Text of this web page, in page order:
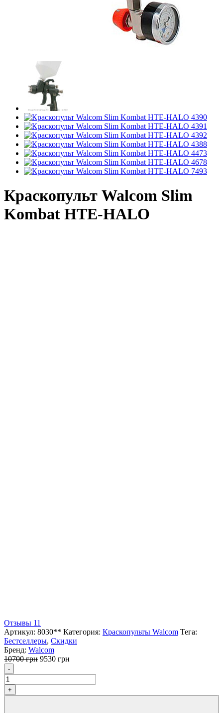
Краскопульт Walcom Slim
Kombat HTE-HALO
Отзывы 11
Артикул: 8030** Категория: Краскопульты Walcom Тега:
Бестселлеры, Скидки
Бренд: Walcom
10700грн Первоначальная
составляла
10700 грн.
9530 грн
9530 грн.
- Количество
+